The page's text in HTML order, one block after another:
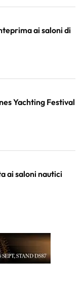
ai saloni di
Yachting Festival
ai saloni nautici